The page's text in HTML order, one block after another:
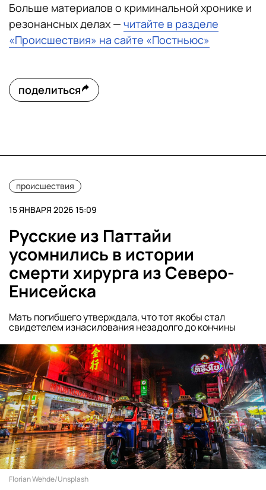
Больше материалов о криминальной хронике и
резонансных делах — читайте в разделе
«Происшествия» на сайте «Постньюс»
поделиться
происшествия
15 ЯНВАРЯ 2026 15:09
Русские из Паттайи
усомнились в истории
смерти хирурга из Северо-
Енисейска
Мать погибшего утверждала, что тот якобы стал
свидетелем изнасилования незадолго до кончины
Florian Wehde/Unsplash